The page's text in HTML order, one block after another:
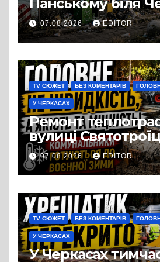
перетворився на
сміттєзвалище
07.08.2026 EDITOR
TV СЮЖЕТ БЕЗ КОМЕНТАРІВ
У ЧЕРКАСАХ
Ремонт
вулиці
затягнувся
запланованими
Вулицю досі не
для руху
07.08.2026 EDITOR
TV СЮЖЕТ БЕЗ КОМЕНТАРІВ
У ЧЕРКАСАХ
У Черкасах